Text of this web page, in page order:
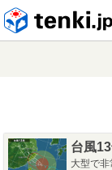
台風
大型で